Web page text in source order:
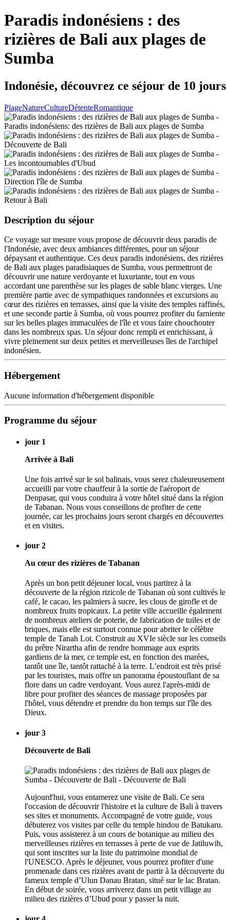
Paradis indonésiens : des
rizières de Bali aux plages de
Sumba
Indonésie, découvrez ce séjour de 10 jours
PlageNatureCultureDétenteRomantique
Description du séjour
Ce voyage sur mesure vous propose de découvrir deux paradis de
l'Indonésie, avec deux ambiances différentes, pour un séjour
dépaysant et authentique. Ces deux paradis indonésiens, des rizières
de Bali aux plages paradisiaques de Sumba, vous permettront de
découvrir une nature verdoyante et luxuriante, tout en vous
accordant une parenthèse sur les plages de sable blanc vierges. Une
première partie avec de sympathiques randonnées et excursions au
cœur des rizières en terrasses, ainsi que la visite des temples raffinés,
et une seconde partie à Sumba, où vous pourrez profiter du farniente
sur les belles plages immaculées de l'île et vous faire chouchouter
dans les nombreux spas. Un séjour donc rempli et enrichissant, à
vivre pleinement sur deux petites et merveilleuses îles de l'archipel
indonésien.
Hébergement
Aucune information d'hébergement disponible
Programme du séjour
jour 1
Arrivée à Bali
Une fois arrivé sur le sol balinais, vous serez chaleureusement
accueilli par votre chauffeur à la sortie de l'aéroport de
Denpasar, qui vous conduira à votre hôtel situé dans la région
de Tabanan. Nous vous conseillons de profiter de cette
journée, car les prochains jours seront chargés en découvertes
et en visites.
jour 2
Au cœur des rizières de Tabanan
Après un bon petit déjeuner local, vous partirez à la
découverte de la région rizicole de Tabanan où sont cultivés le
café, le cacao, les palmiers à sucre, les clous de girofle et de
nombreux fruits tropicaux. La petite ville accueille également
de nombreux ateliers de poterie, de fabrication de tuiles et de
briques, mais elle est surtout connue pour abriter le célèbre
temple de Tanah Lot. Construit au XVIe siècle sur les conseils
du prêtre Nirartha afin de rendre hommage aux esprits
gardiens de la mer, ce temple est, en fonction des marées,
tantôt une île, tantôt rattaché à la terre. L’endroit est très prisé
par les touristes, mais offre un panorama époustouflant de sa
flore dans un cadre verdoyant. Vous aurez l'après-midi de
libre pour profiter des séances de massage proposées par
l'hôtel, vous détendre et prendre du bon temps sur l'île des
Dieux.
jour 3
Découverte de Bali
Aujourd'hui, vous entamerez une visite de Bali. Ce sera
l'occasion de découvrir l'histoire et la culture de Bali à travers
ses sites et monuments. Accompagné de votre guide, vous
débuterez vos visites par celle du temple hindou de Batukaru.
Puis, vous assisterez à un cours de botanique au milieu des
merveilleuses rizières en terrasses à perte de vue de Jatiluwih,
qui sont inscrites sur la liste du patrimoine mondial de
l'UNESCO. Après le déjeuner, vous pourrez profiter d'une
promenade dans ces rizières avant de partir à la découverte du
fameux temple d’Ulun Danau Bratan, situé sur le lac Bratan.
En début de soirée, vous arriverez dans un petit village au
milieu des rizières d’Ubud pour y passer la nuit.